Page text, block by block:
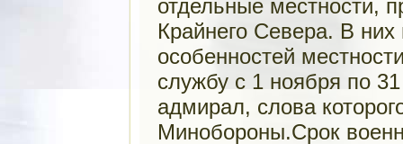
отдельные местности,
Крайнего Севера. В них
особенностей
службу с 1 ноября по
адмирал, слова
Минобороны.Срок